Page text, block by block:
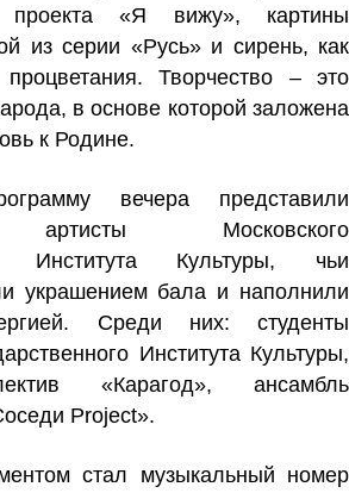
проекта «Я вижу», картины
из серии «Русь» и сирень, как
Творчество – это
в основе которой заложена
к Родине.
вечера представили
артисты Московского
Института Культуры, чьи
украшением бала и наполнили
Среди них: студенты
Института Культуры,
«Карагод», ансамбль
Project».
стал музыкальный номер